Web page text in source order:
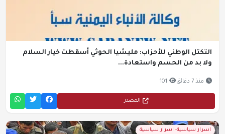
التكتل الوطني للأحزاب: مليشيا الحوثي أسقطت خيار السلام
ولا بد من الحسم واستعادة...
منذ 7 دقائق 101
المصدر
اسرار سياسية- اسرار سياسية